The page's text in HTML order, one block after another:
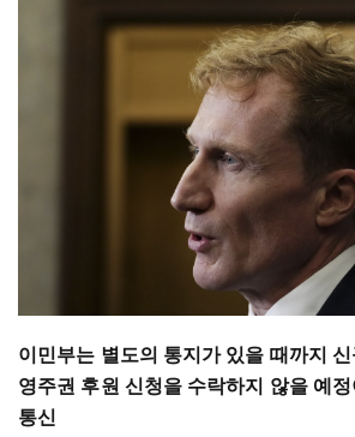
이민부는 별도의 통지가 있을 때까지
영주권 후원 신청을 수락하지 않을 예
통신